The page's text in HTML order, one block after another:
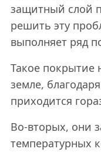
защитный слой
решить эту
выполняет ряд
Такое покрытие
земле,
приходится
Во-вторых, они
температурных